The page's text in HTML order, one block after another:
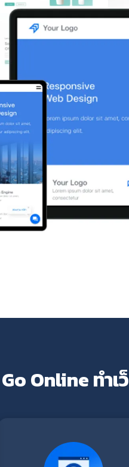
Go Online ทำเ